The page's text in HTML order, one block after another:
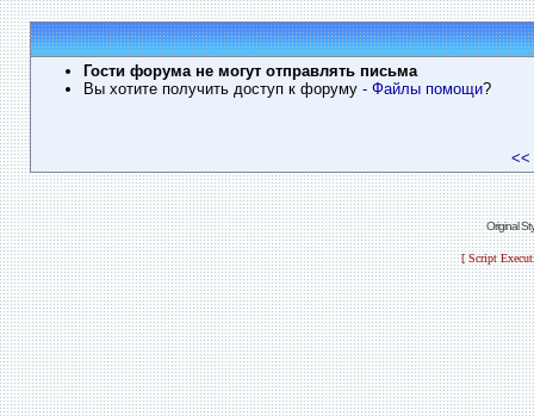
Гости форума не могут отправлять письма
Вы хотите получить доступ к форуму - Файлы помощи?
<<
Original
[ Script